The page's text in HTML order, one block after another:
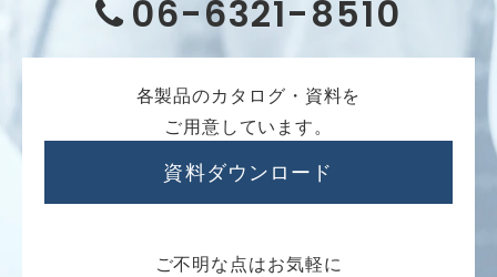
06-6321-8510
各製品のカタログ・資料を
ご用意しています。
資料ダウンロード
ご不明な点はお気軽に